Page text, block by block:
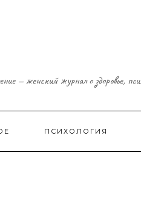
— женский журнал о здоровье,
ПСИХОЛОГИЯ